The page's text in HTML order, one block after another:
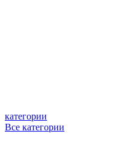
категории
Все категории